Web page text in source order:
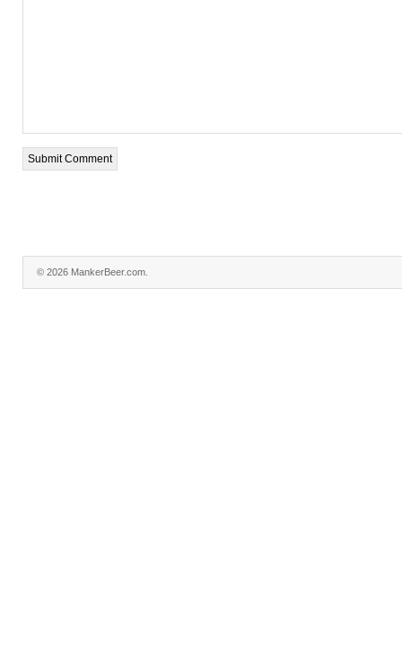
© 2026 MankerBeer.com.